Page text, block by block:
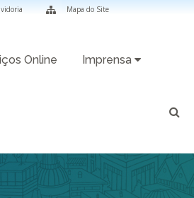
Mapa do Site
Online Imprensa